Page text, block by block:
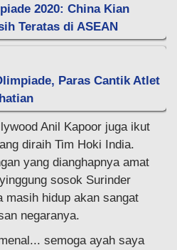
2020: China Kian
Teratas di ASEAN
Paras Cantik Atlet
Anil Kapoor juga ikut
diraih Tim Hoki India.
yang dianghapnya amat
sosok Surinder
masih hidup akan sangat
negaranya.
semoga ayah saya